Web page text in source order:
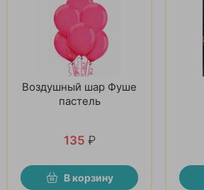
Воздушный шар Фуше
пастель
135 ₽
В корзину